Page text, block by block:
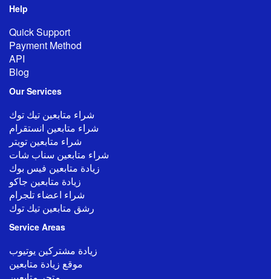
Help
Quick Support
Payment Method
API
Blog
Our Services
شراء متابعين تيك توك
شراء متابعين انستقرام
شراء متابعين تويتر
شراء متابعين سناب شات
زيادة متابعين فيس بوك
زيادة متابعين جاكو
شراء اعضاء تلجرام
رشق متابعين تيك توك
Service Areas
زيادة مشتركين يوتيوب
موقع زيادة متابعين